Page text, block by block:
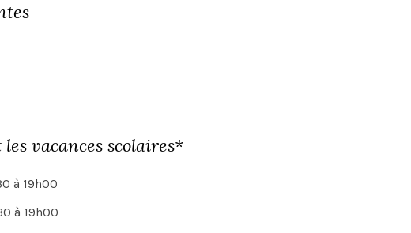
vacances scolaires*
à 19h00
à 19h00